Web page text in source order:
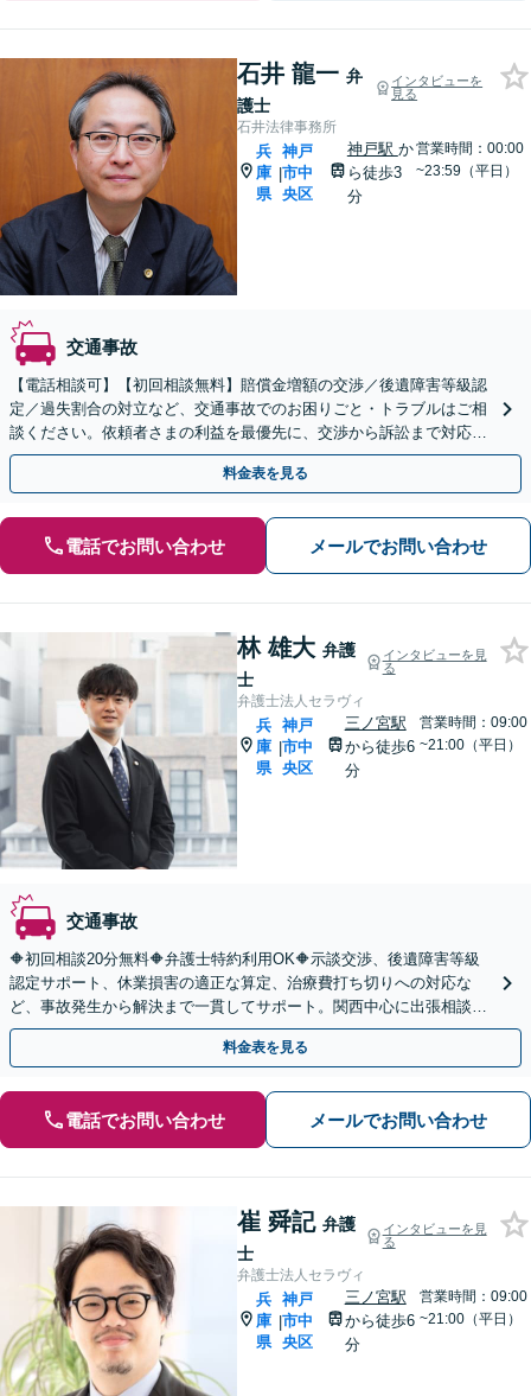
石井 龍一 弁
護士
インタビューを
見る
石井法律事務所
兵
庫
県
|
神戸
市中
央区
神戸駅 か
ら徒歩3
分
営業時間：00:00
~23:59（平日）
交通事故
【電話相談可】【初回相談無料】賠償金増額の交渉／後遺障害等級認
定／過失割合の対立など、交通事故でのお困りごと・トラブルはご相
談ください。依頼者さまの利益を最優先に、交渉から訴訟まで対応い
たします【弁護士費用特約利用可】【神戸駅3分】
料金表を見る
電話でお問い合わせ メールでお問い合わせ
林 雄大 弁護
士
インタビューを見
る
弁護士法人セラヴィ
兵
庫
県
|
神戸
市中
央区
三ノ宮駅
から徒歩6
分
営業時間：09:00
~21:00（平日）
交通事故
🔶初回相談20分無料🔶弁護士特約利用OK🔶示談交渉、後遺障害等級
認定サポート、休業損害の適正な算定、治療費打ち切りへの対応な
ど、事故発生から解決まで一貫してサポート。関西中心に出張相談も
対応【オンライン相談OK】【三ノ宮駅6分】
料金表を見る
電話でお問い合わせ メールでお問い合わせ
崔 舜記 弁護
士
インタビューを見
る
弁護士法人セラヴィ
兵
庫
県
|
神戸
市中
央区
三ノ宮駅
から徒歩6
分
営業時間：09:00
~21:00（平日）